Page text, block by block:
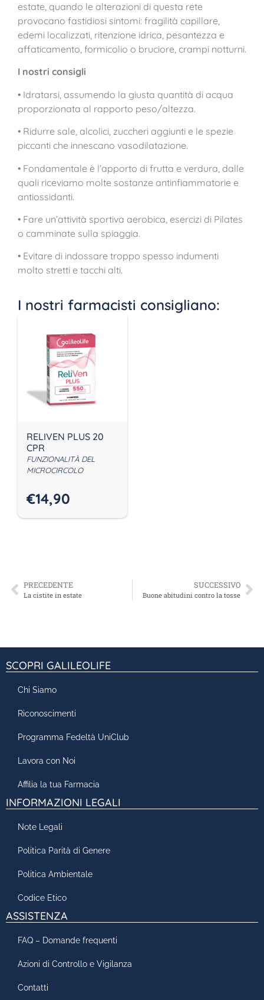
estate, quando le alterazioni di questa rete
provocano fastidiosi sintomi: fragilità capillare,
edemi localizzati, ritenzione idrica, pesantezza e
affaticamento, formicolio o bruciore, crampi notturni.
I nostri consigli
• Idratarsi, assumendo la giusta quantità di acqua
proporzionata al rapporto peso/altezza.
• Ridurre sale, alcolici, zuccheri aggiunti e le spezie
piccanti che innescano vasodilatazione.
• Fondamentale è l’apporto di frutta e verdura, dalle
quali riceviamo molte sostanze antinfiammatorie e
antiossidanti.
• Fare un’attività sportiva aerobica, esercizi di Pilates
o camminate sulla spiaggia.
• Evitare di indossare troppo spesso indumenti
molto stretti e tacchi alti.
I nostri farmacisti consigliano:
RELIVEN PLUS 20
CPR
FUNZIONALITÀ DEL
MICROCIRCOLO
€14,90
PRECEDENTE
La cistite in estate
SUCCESSIVO
Buone abitudini contro la tosse
SCOPRI GALILEOLIFE
Chi Siamo
Riconoscimenti
Programma Fedeltà UniClub
Lavora con Noi
Affilia la tua Farmacia
INFORMAZIONI LEGALI
Note Legali
Politica Parità di Genere
Politica Ambientale
Codice Etico
ASSISTENZA
FAQ – Domande frequenti
Azioni di Controllo e Vigilanza
Contatti